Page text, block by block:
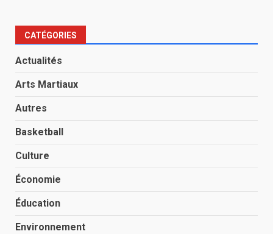
CATÉGORIES
Actualités
Arts Martiaux
Autres
Basketball
Culture
Économie
Éducation
Environnement